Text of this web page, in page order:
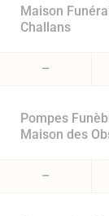
Maison
Challans
–
Pompes
Maison des
–